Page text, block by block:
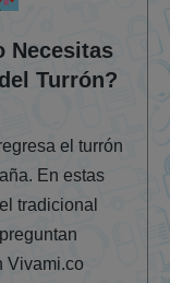
Necesitas
Turrón?
el turrón
En estas
tradicional
Vivami.co